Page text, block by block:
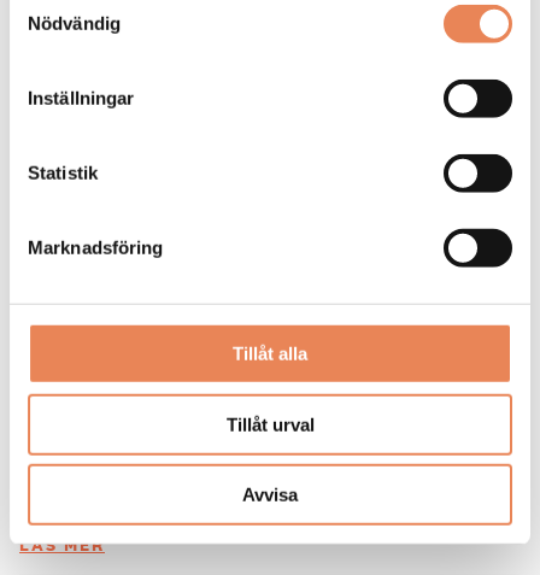
Nödvändig
Inställningar
Statistik
Marknadsföring
Tillåt alla
Tillåt urval
Avvisa
Kock
Arbetsgivare: Smådalarö Gård Hotell & Spa
Placeringsort: Dalarö
Sista ansökningsdag: 2026-08-30
LÄS MER